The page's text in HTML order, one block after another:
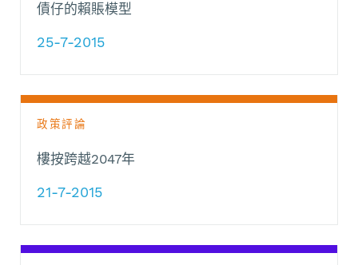
債仔的賴賬模型
25-7-2015
政策評論
樓按跨越2047年
21-7-2015